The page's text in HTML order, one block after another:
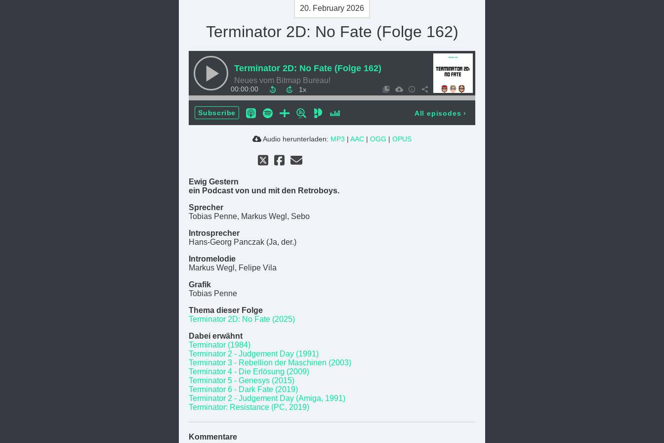
20. February 2026
Terminator 2D: No Fate (Folge 162)
Terminator 2D: No Fate (Folge 162)
Neues vom Bitmap Bureau!
00:00:00
Subscribe All episodes ›
Audio herunterladen: MP3 | AAC | OGG | OPUS
Ewig Gestern
ein Podcast von und mit den Retroboys.
Sprecher
Tobias Penne, Markus Wegl, Sebo
Introsprecher
Hans-Georg Panczak (Ja, der.)
Intromelodie
Markus Wegl, Felipe Vila
Grafik
Tobias Penne
Thema dieser Folge
Terminator 2D: No Fate (2025)
Dabei erwähnt
Terminator (1984)
Terminator 2 - Judgement Day (1991)
Terminator 3 - Rebellion der Maschinen (2003)
Terminator 4 - Die Erlösung (2009)
Terminator 5 - Genesys (2015)
Terminator 6 - Dark Fate (2019)
Terminator 2 - Judgement Day (Amiga, 1991)
Terminator: Resistance (PC, 2019)
Kommentare